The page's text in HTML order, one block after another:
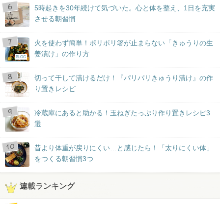
5時起きを30年続けて気づいた。心と体を整え、1日を充実
させる朝習慣
BLOG
火を使わず簡単！ポリポリ箸が止まらない「きゅうりの生
姜漬け」の作り方
切って干して漬けるだけ！『パリパリきゅうり漬け』の作
り置きレシピ
冷蔵庫にあると助かる！玉ねぎたっぷり作り置きレシピ3
選
昔より体重が戻りにくい…と感じたら！「太りにくい体」
をつくる朝習慣3つ
連載ランキング